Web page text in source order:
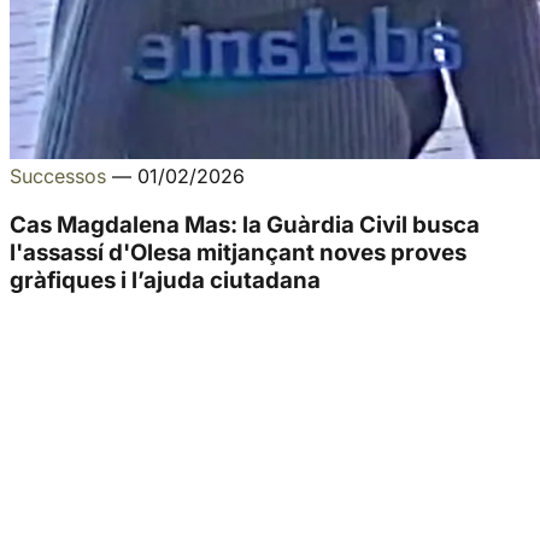
Successos — 01/02/2026
Cas Magdalena Mas: la Guàrdia Civil busca
l'assassí d'Olesa mitjançant noves proves
gràfiques i l’ajuda ciutadana